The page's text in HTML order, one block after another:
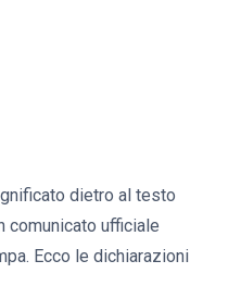
dietro al testo
comunicato ufficiale
Ecco le dichiarazioni